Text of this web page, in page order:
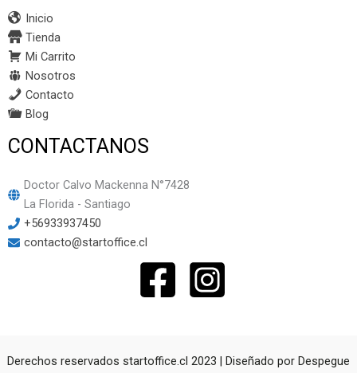
Inicio
Tienda
Mi Carrito
Nosotros
Contacto
Blog
CONTACTANOS
Doctor Calvo Mackenna N°7428
La Florida - Santiago
+56933937450
contacto@startoffice.cl
Derechos reservados startoffice.cl 2023 | Diseñado por Despegue